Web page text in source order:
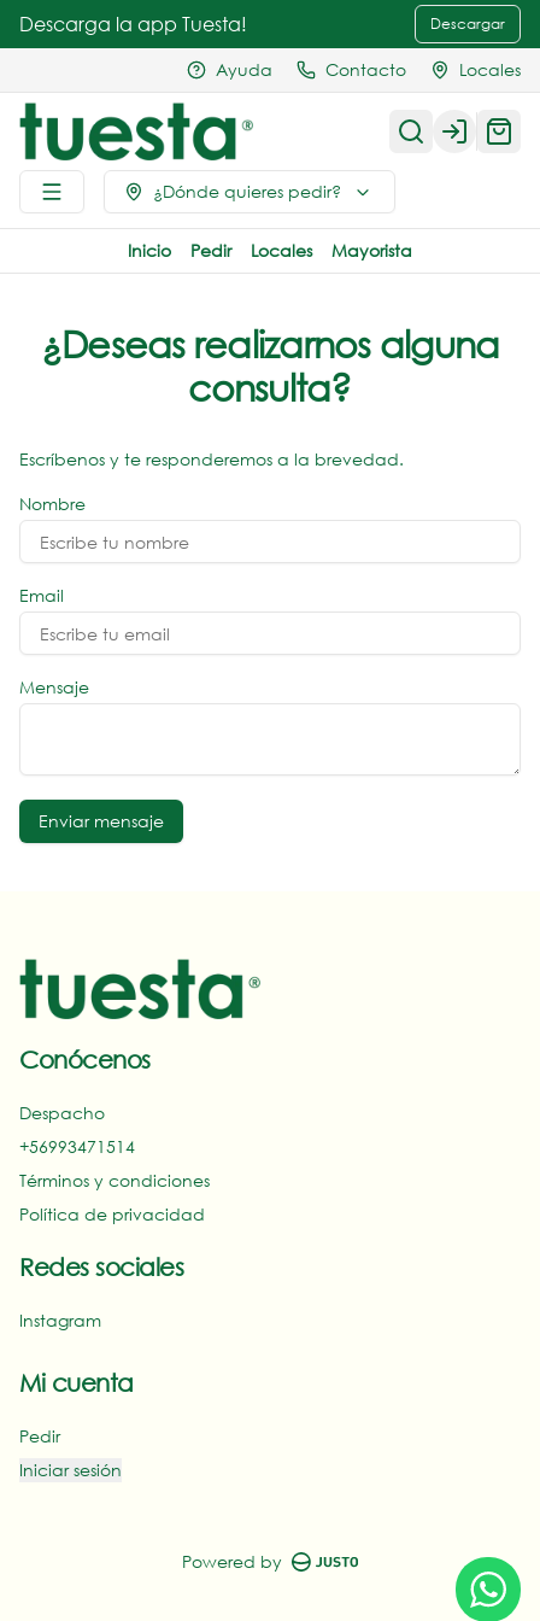
Descarga la app Tuesta! Descargar
Ayuda Contacto Locales
Login
¿Dónde quieres pedir?
Inicio Pedir Locales Mayorista
¿Deseas realizarnos alguna
consulta?
Escríbenos y te responderemos a la brevedad.
Nombre
Email
Mensaje
Enviar mensaje
Conócenos
Despacho
+56993471514‬
Términos y condiciones
Política de privacidad
Redes sociales
Instagram
Mi cuenta
Pedir
Iniciar sesión
Powered by